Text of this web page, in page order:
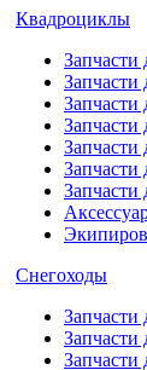
Квадроциклы
Запчасти
Запчасти
Запчасти
Запчасти
Запчасти
Запчасти
Запчасти
Снегоходы
Запчасти
Запчасти
Запчасти